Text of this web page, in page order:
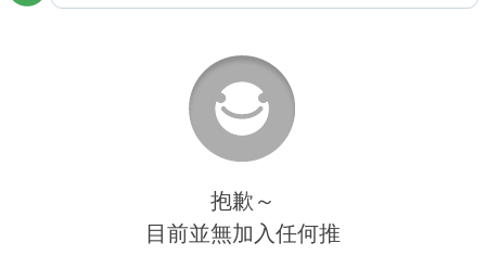
聯絡我們
抱歉～
目前並無加入任何推